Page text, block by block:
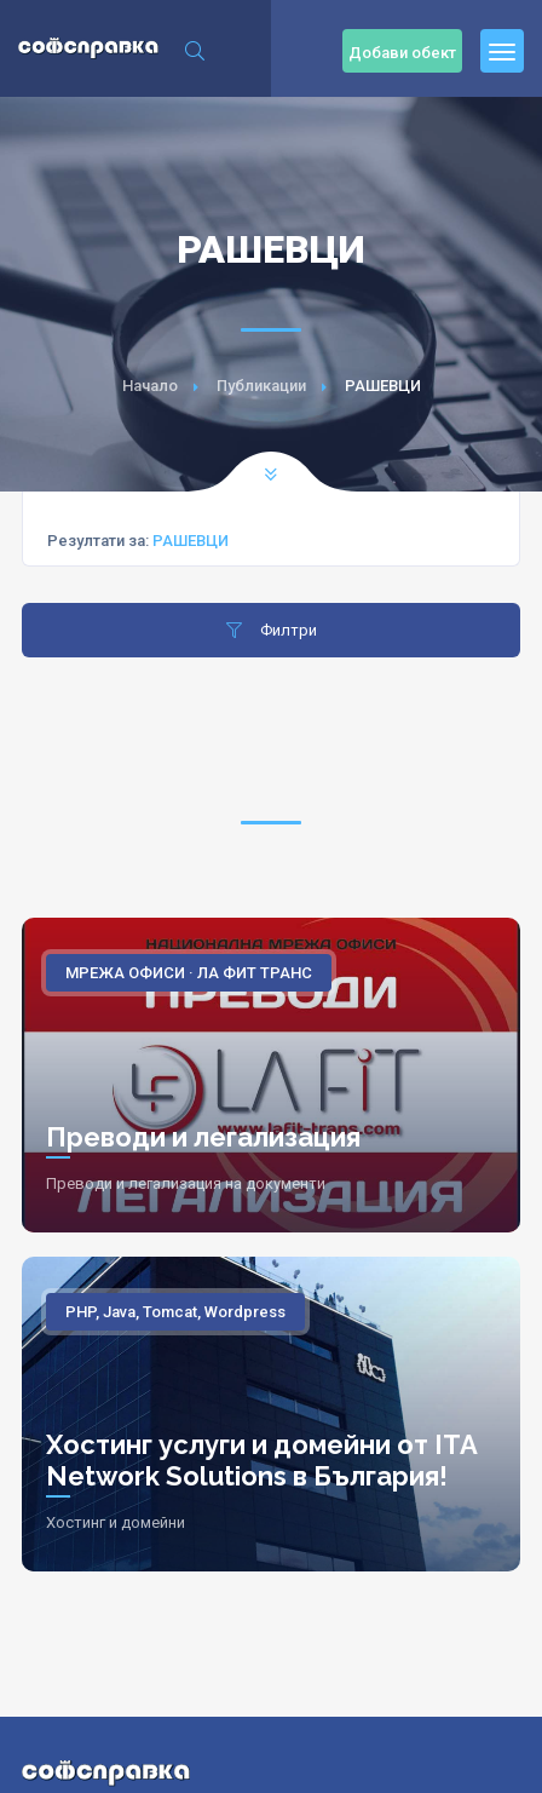
Добави обект
РАШЕВЦИ
Начало Публикации РАШЕВЦИ
Резултати за: РАШЕВЦИ
Филтри
МРЕЖА ОФИСИ · ЛА ФИТ ТРАНС
Преводи и легализация
Преводи и легализация на документи
PHP, Java, Tomcat, Wordpress
Хостинг услуги и домейни от ITA
Network Solutions в България!
Хостинг и домейни